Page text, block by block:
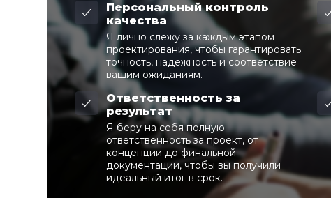
Персональный контроль
качества
Я лично слежу за каждым этапом
проектирования, чтобы гарантировать
точность, надежность и соответствие
вашим ожиданиям.
Ответственность за
результат
Я беру на себя полную
ответственность за проект, от
концепции до финальной
документации, чтобы вы получили
идеальный итог в срок.